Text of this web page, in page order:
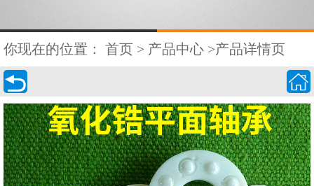
你现在的位置： 首页 > 产品中心 >产品详情页
 